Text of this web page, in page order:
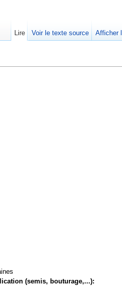
(semis, bouturage,...):
Lire Voir le texte source Afficher